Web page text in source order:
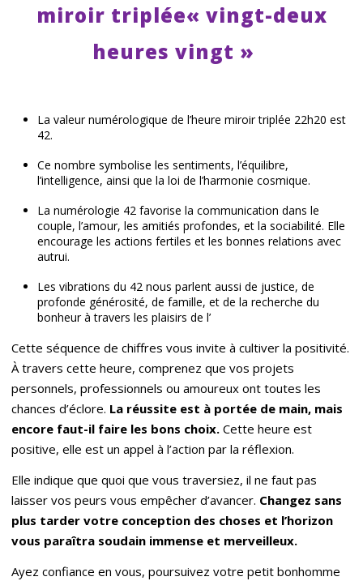
miroir triplée« vingt-deux
heures vingt »
La valeur numérologique de l’heure miroir triplée 22h20 est
42.
Ce nombre symbolise les sentiments, l’équilibre,
l’intelligence, ainsi que la loi de l’harmonie cosmique.
La numérologie 42 favorise la communication dans le
couple, l’amour, les amitiés profondes, et la sociabilité. Elle
encourage les actions fertiles et les bonnes relations avec
autrui.
Les vibrations du 42 nous parlent aussi de justice, de
profonde générosité, de famille, et de la recherche du
bonheur à travers les plaisirs de l’
Cette séquence de chiffres vous invite à cultiver la positivité.
À travers cette heure, comprenez que vos projets
personnels, professionnels ou amoureux ont toutes les
chances d’éclore. La réussite est à portée de main, mais
encore faut-il faire les bons choix. Cette heure est
positive, elle est un appel à l’action par la réflexion.
Elle indique que quoi que vous traversiez, il ne faut pas
laisser vos peurs vous empêcher d’avancer. Changez sans
plus tarder votre conception des choses et l’horizon
vous paraîtra soudain immense et merveilleux.
Ayez confiance en vous, poursuivez votre petit bonhomme